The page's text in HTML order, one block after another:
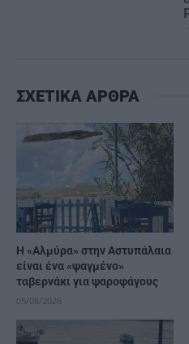
ΣΧΕΤΙΚΑ ΑΡΘΡΑ
Η «Αλμύρα» στην Αστυπάλαια
είναι ένα «ψαγμένο»
ταβερνάκι για ψαροφάγους
05/08/2026